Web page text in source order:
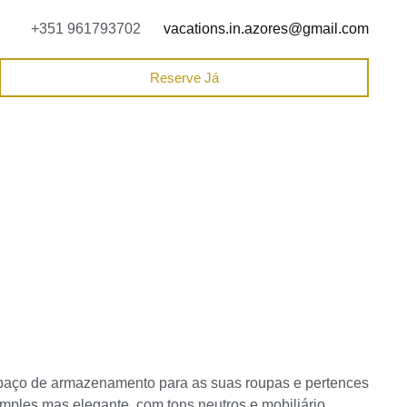
+351 961793702 vacations.in.azores@gmail.com
Reserve Já
de armazenamento para as suas roupas e pertences